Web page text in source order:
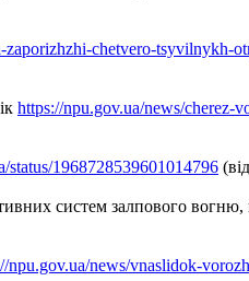
chetvero-tsyvilnykh-
https://npu.gov.ua/news/cherez-
status/1968728539601014796
систем залпового
npu.gov.ua/news/vnaslidok-